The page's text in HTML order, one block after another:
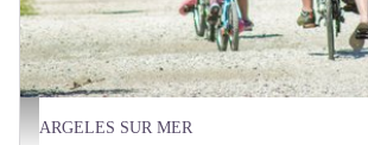
Stephane Ferrer
ARGELES SUR MER